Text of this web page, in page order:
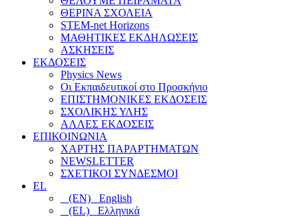
ΘΕΡΙΝΑ ΣΧΟΛΕΙΑ
STEM-net Horizons
ΜΑΘΗΤΙΚΕΣ ΕΚΔΗΛΩΣΕΙΣ
ΑΣΚΗΣΕΙΣ
ΕΚΔΟΣΕΙΣ
Physics News
Οι Εκπαιδευτικοί στο Προσκήνιο
ΕΠΙΣΤΗΜΟΝΙΚΕΣ ΕΚΔΟΣΕΙΣ
ΣΧΟΛΙΚΗΣ ΥΛΗΣ
ΑΛΛΕΣ ΕΚΔΟΣΕΙΣ
ΕΠΙΚΟΙΝΩΝΙΑ
ΧΑΡΤΗΣ ΠΑΡΑΡΤΗΜΑΤΩΝ
NEWSLETTER
ΣΧΕΤΙΚΟΙ ΣΥΝΔΕΣΜΟΙ
EL
(EN) English
(EL) Ελληνικά